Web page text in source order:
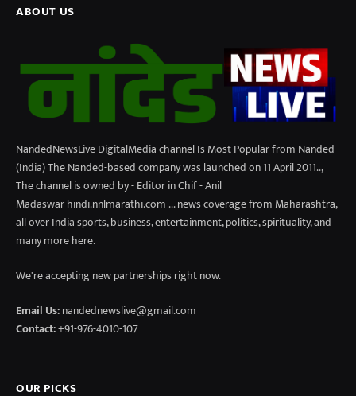
ABOUT US
NandedNewsLive DigitalMedia channel Is Most Popular from Nanded
(India) The Nanded-based company was launched on 11 April 2011..,
The channel is owned by - Editor in Chif - Anil
Madaswar hindi.nnlmarathi.com ... news coverage from Maharashtra,
all over India sports, business, entertainment, politics, spirituality, and
many more here.
We're accepting new partnerships right now.
Email Us:nandednewslive@gmail.com
Contact:+91-976-4010-107
OUR PICKS